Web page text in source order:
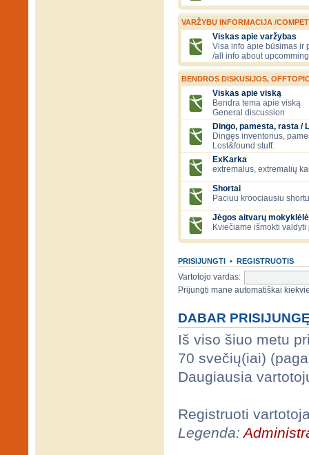
VARŽYBŲ INFORMACIJA /
Viskas apie varžybas
Visa info apie būsimas ir
/all info about
BENDROS DISKUSIJOS,
Viskas apie viską
Bendra tema apie viską
General discussion
Dingo, pamesta, rasta /
Dingęs inventorius,
Lost&found stuff.
ExKarka
extremalus, extremalių
Shortai
Paciuu kroociausiu
Jėgos aitvarų mokyklėlė
Kviečiame išmokti
PRISIJUNGTI • REGISTRUOTIS
Vartotojo vardas:
Prijungti mane automatiškai
DABAR
Iš viso šiuo metu
70 svečių(iai)
Daugiausia
Registruoti
Legenda: